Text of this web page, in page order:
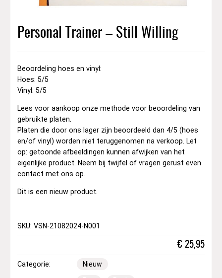
Personal Trainer – Still Willing
Beoordeling hoes en vinyl:
Hoes: 5/5
Vinyl: 5/5
Lees voor aankoop onze methode voor beoordeling van
gebruikte platen.
Platen die door ons lager zijn beoordeeld dan 4/5 (hoes
en/of vinyl) worden niet teruggenomen na verkoop. Let
op: getoonde afbeeldingen kunnen afwijken van het
eigenlijke product. Neem bij twijfel of vragen gerust even
contact met ons op.
Dit is een nieuw product.
SKU: VSN-21082024-N001
€ 25,95
Categorie: Nieuw